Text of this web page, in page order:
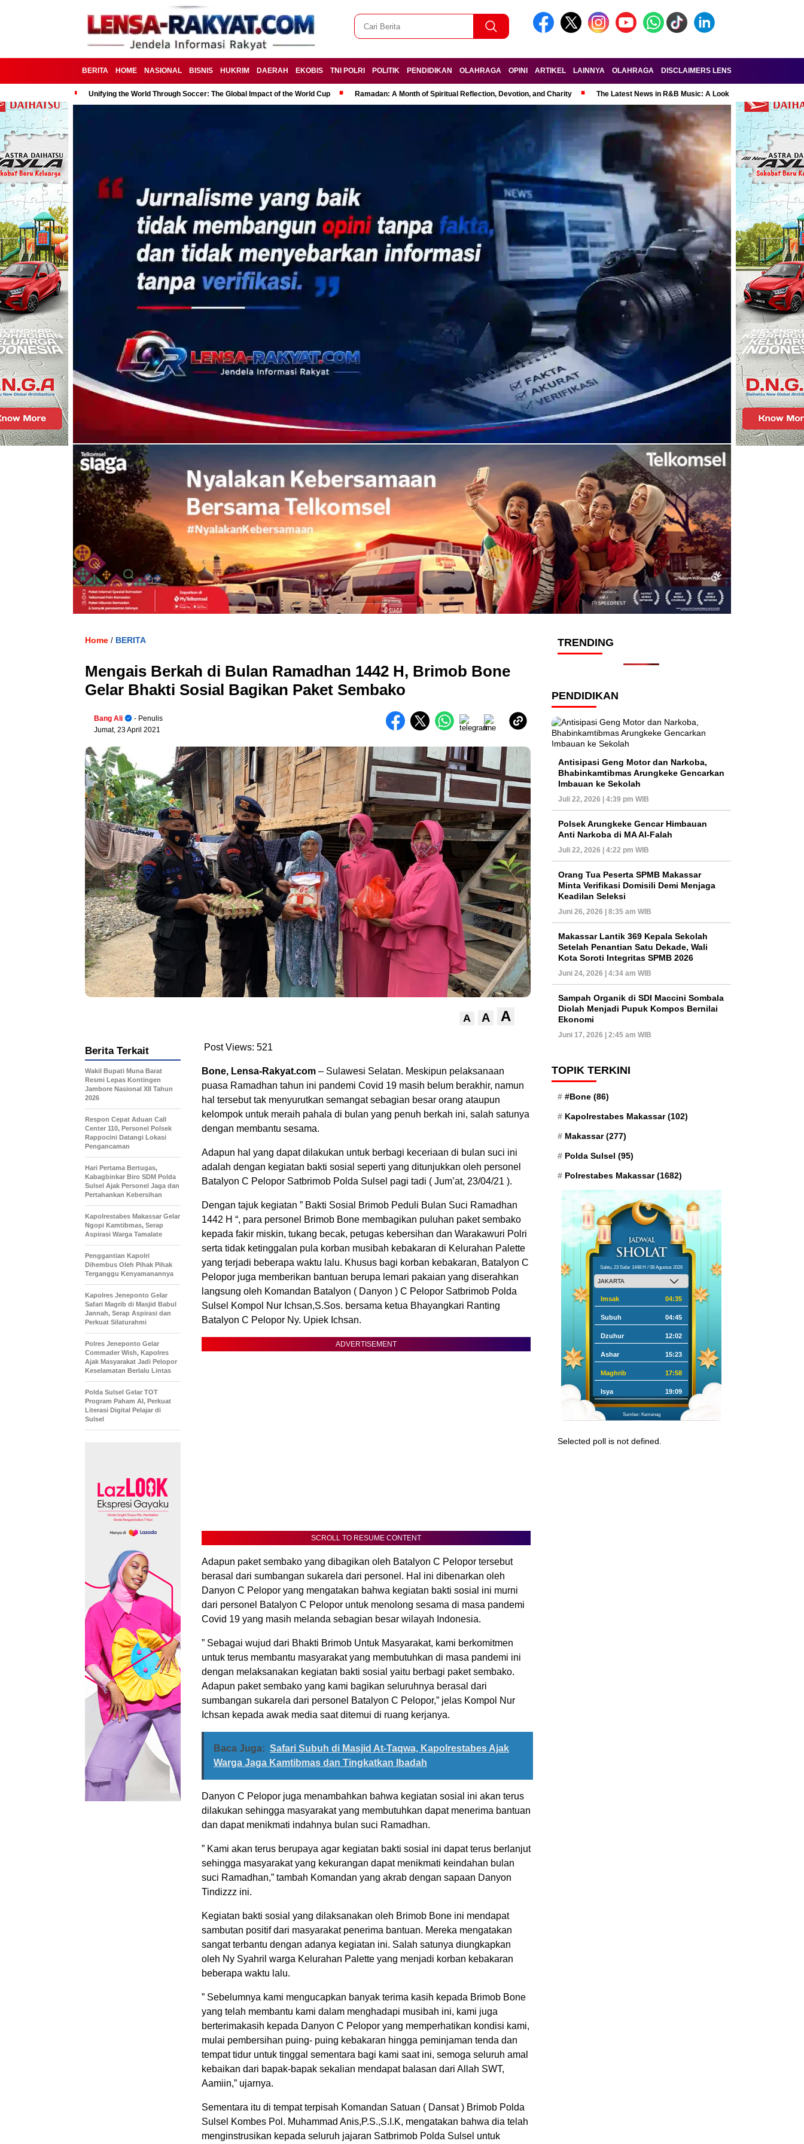
BERITA HOME NASIONAL BISNIS HUKRIM DAERAH EKOBIS TNI POLRI POLITIK PENDIDIKAN OLAHRAGA OPINI ARTIKEL LAINNYA OLAHRAGA DISCLAIMERS LENSA-RAKYAT.COM
Unifying the World Through Soccer: The Global Impact of the World Cup Ramadan: A Month of Spiritual Reflection, Devotion, and Charity The Latest News in R&B Music: A Look at Super Bowl
Home / BERITA
Mengais Berkah di Bulan Ramadhan 1442 H, Brimob Bone
Gelar Bhakti Sosial Bagikan Paket Sembako
Bang Ali
- Penulis
Jumat, 23 April 2021
A A A
Post Views: 521
Bone, Lensa-Rakyat.com – Sulawesi Selatan. Meskipun pelaksanaan
puasa Ramadhan tahun ini pandemi Covid 19 masih belum berakhir, namun
hal tersebut tak menyurutkan semangat sebagian besar orang ataupun
kelompok untuk meraih pahala di bulan yang penuh berkah ini, salah satunya
dengan membantu sesama.
Adapun hal yang dapat dilakukan untuk berbagi keceriaan di bulan suci ini
adalah dengan kegiatan bakti sosial seperti yang ditunjukkan oleh personel
Batalyon C Pelopor Satbrimob Polda Sulsel pagi tadi ( Jum’at, 23/04/21 ).
Dengan tajuk kegiatan ” Bakti Sosial Brimob Peduli Bulan Suci Ramadhan
1442 H “, para personel Brimob Bone membagikan puluhan paket sembako
kepada fakir miskin, tukang becak, petugas kebersihan dan Warakawuri Polri
serta tidak ketinggalan pula korban musibah kebakaran di Kelurahan Palette
yang terjadi beberapa waktu lalu. Khusus bagi korban kebakaran, Batalyon C
Pelopor juga memberikan bantuan berupa lemari pakaian yang diserahkan
langsung oleh Komandan Batalyon ( Danyon ) C Pelopor Satbrimob Polda
Sulsel Kompol Nur Ichsan,S.Sos. bersama ketua Bhayangkari Ranting
Batalyon C Pelopor Ny. Upiek Ichsan.
ADVERTISEMENT
SCROLL TO RESUME CONTENT
Adapun paket sembako yang dibagikan oleh Batalyon C Pelopor tersebut
berasal dari sumbangan sukarela dari personel. Hal ini dibenarkan oleh
Danyon C Pelopor yang mengatakan bahwa kegiatan bakti sosial ini murni
dari personel Batalyon C Pelopor untuk menolong sesama di masa pandemi
Covid 19 yang masih melanda sebagian besar wilayah Indonesia.
” Sebagai wujud dari Bhakti Brimob Untuk Masyarakat, kami berkomitmen
untuk terus membantu masyarakat yang membutuhkan di masa pandemi ini
dengan melaksanakan kegiatan bakti sosial yaitu berbagi paket sembako.
Adapun paket sembako yang kami bagikan seluruhnya berasal dari
sumbangan sukarela dari personel Batalyon C Pelopor,” jelas Kompol Nur
Ichsan kepada awak media saat ditemui di ruang kerjanya.
Baca Juga: Safari Subuh di Masjid At-Taqwa, Kapolrestabes Ajak
Warga Jaga Kamtibmas dan Tingkatkan Ibadah
Danyon C Pelopor juga menambahkan bahwa kegiatan sosial ini akan terus
dilakukan sehingga masyarakat yang membutuhkan dapat menerima bantuan
dan dapat menikmati indahnya bulan suci Ramadhan.
” Kami akan terus berupaya agar kegiatan bakti sosial ini dapat terus berlanjut
sehingga masyarakat yang kekurangan dapat menikmati keindahan bulan
suci Ramadhan,” tambah Komandan yang akrab dengan sapaan Danyon
Tindizzz ini.
Kegiatan bakti sosial yang dilaksanakan oleh Brimob Bone ini mendapat
sambutan positif dari masyarakat penerima bantuan. Mereka mengatakan
sangat terbantu dengan adanya kegiatan ini. Salah satunya diungkapkan
oleh Ny Syahril warga Kelurahan Palette yang menjadi korban kebakaran
beberapa waktu lalu.
” Sebelumnya kami mengucapkan banyak terima kasih kepada Brimob Bone
yang telah membantu kami dalam menghadapi musibah ini, kami juga
berterimakasih kepada Danyon C Pelopor yang memperhatikan kondisi kami,
mulai pembersihan puing- puing kebakaran hingga peminjaman tenda dan
tempat tidur untuk tinggal sementara bagi kami saat ini, semoga seluruh amal
kebaikan dari bapak-bapak sekalian mendapat balasan dari Allah SWT,
Aamiin,” ujarnya.
Sementara itu di tempat terpisah Komandan Satuan ( Dansat ) Brimob Polda
Sulsel Kombes Pol. Muhammad Anis,P.S.,S.I.K, mengatakan bahwa dia telah
menginstrusikan kepada seluruh jajaran Satbrimob Polda Sulsel untuk
Berita Terkait
Wakil Bupati Muna Barat
Resmi Lepas Kontingen
Jambore Nasional XII Tahun
2026
Respon Cepat Aduan Call
Center 110, Personel Polsek
Rappocini Datangi Lokasi
Pengancaman
Hari Pertama Bertugas,
Kabagbinkar Biro SDM Polda
Sulsel Ajak Personel Jaga dan
Pertahankan Kebersihan
Kapolrestabes Makassar Gelar
Ngopi Kamtibmas, Serap
Aspirasi Warga Tamalate
Penggantian Kapolri
Dihembus Oleh Pihak Pihak
Terganggu Kenyamanannya
Kapolres Jeneponto Gelar
Safari Magrib di Masjid Babul
Jannah, Serap Aspirasi dan
Perkuat Silaturahmi
Polres Jeneponto Gelar
Commader Wish, Kapolres
Ajak Masyarakat Jadi Pelopor
Keselamatan Berlalu Lintas
Polda Sulsel Gelar TOT
Program Paham AI, Perkuat
Literasi Digital Pelajar di
Sulsel
TRENDING
PENDIDIKAN
Antisipasi Geng Motor dan Narkoba,
Bhabinkamtibmas Arungkeke Gencarkan
Imbauan ke Sekolah
Juli 22, 2026 | 4:39 pm WIB
Polsek Arungkeke Gencar Himbauan
Anti Narkoba di MA Al-Falah
Juli 22, 2026 | 4:22 pm WIB
Orang Tua Peserta SPMB Makassar
Minta Verifikasi Domisili Demi Menjaga
Keadilan Seleksi
Juni 26, 2026 | 8:35 am WIB
Makassar Lantik 369 Kepala Sekolah
Setelah Penantian Satu Dekade, Wali
Kota Soroti Integritas SPMB 2026
Juni 24, 2026 | 4:34 am WIB
Sampah Organik di SDI Maccini Sombala
Diolah Menjadi Pupuk Kompos Bernilai
Ekonomi
Juni 17, 2026 | 2:45 am WIB
TOPIK TERKINI
#Bone (86)
Kapolrestabes Makassar(102)
Makassar(277)
Polda Sulsel (95)
Polrestabes Makassar(1682)
Sabtu, 23 Safar 1448 H / 08 Agustus 2026
Imsak 04:35
Subuh 04:45
Dzuhur 12:02
Ashar 15:23
Maghrib 17:58
Isya 19:09
Sumber: Kemenag
Selected poll is not defined.